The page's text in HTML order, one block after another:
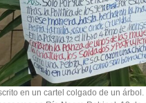
en un cartel colgado de un